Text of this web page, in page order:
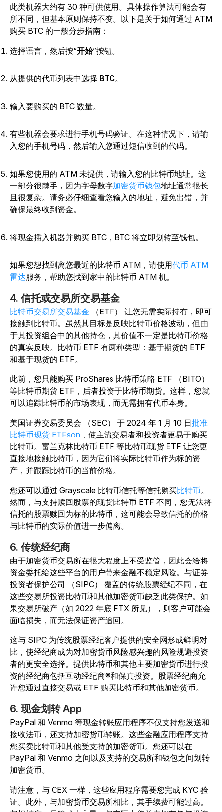
此类机器大约有 30 种可供使用。具体操作算法可能会有
所不同，但基本原则保持不变。以下是关于如何通过 ATM
购买 BTC 的一般分步指南：
选择语言，然后按“开始”按钮。
从提供的代币列表中选择 BTC。
输入要购买的 BTC 数量。
有些机器会要求进行手机号码验证。在这种情况下，请输
入您的手机号码，然后输入您通过短信收到的代码。
如果您使用的 ATM 未提供，请输入您的比特币地址。这
一部分很棘手，因为字母数字加密货币钱包地址通常很长
且很复杂。请务必仔细查看您输入的地址，避免出错，并
确保最终收到资金。
将现金插入机器并购买 BTC，BTC 将立即划转至钱包。
如果您想找到离您最近的比特币 ATM，请使用代币 ATM
雷达服务，帮助您找到家中的比特币 ATM 机。
4. 信托或交易所交易基金
比特币交易所交易基金
（ETF） 让您无需实际持有，即可
接触到比特币。虽然其目标是反映比特币价格波动，但由
于其投资组合中的其他持仓，其价值不一定是比特币价格
的真实反映。比特币 ETF 有两种类型 ：基于期货的 ETF
和基于现货的 ETF。
此前，您只能购买 ProShares 比特币策略 ETF （BITO）
等比特币期货 ETF，后者投资于比特币期货。这样，您就
可以追踪比特币的市场表现，而无需拥有代币本身。
美国证券交易委员会 （SEC）
于 2024 年 1 月 10 日批准
比特币现货 ETFson ，使主流交易者和投资者更易于购买
比特币。 富兰克林比特币 ETF 等比特币现货 ETF 让您更
直接地接触比特币，因为它们将实际比特币作为标的资
产，并跟踪比特币的当前价格。
您还可以通过 Grayscale 比特币信托等信托购买比特币。
然而，与支持赎回股票的现货比特币 ETF 不同，您无法将
信托的股票赎回为标的比特币，这可能会导致信托的价格
与比特币的实际价值进一步偏离。
6. 传统经纪商
由于加密货币交易所在很大程度上不受监管，因此会给将
资金委托给这些平台的用户带来金融不稳定风险。与证券
投资者保护公司 （SIPC） 覆盖的传统股票经纪不同，在
这些交易所投资比特币和其他加密货币缺乏此类保护。如
果交易所破产（如 2022 年底 FTX 所见），则客户可能会
面临损失，而无法保证资产追回。
这与 SIPC 为传统股票经纪客户提供的安全网形成鲜明对
比，使经纪商成为对加密货币风险感兴趣的风险规避投资
者的更安全选择。提供比特币和其他主要加密货币进行投
资的经纪商包括互动经纪商®和保真投资。股票经纪商允
许您通过直接交易或 ETF 购买比特币和其他加密货币。
6. 现金划转 App
PayPal 和 Venmo 等现金转账应用程序不仅支持您发送和
接收法币，还支持加密货币转账。这些金融应用程序支持
您买卖比特币和其他受支持的加密货币。您还可以在
PayPal 和 Venmo 之间以及支持的交易所和钱包之间划转
加密货币。
请注意，与 CEX 一样，这些应用程序需要您完成 KYC 验
证。此外，与加密货币交易所相比，其手续费可能过高。